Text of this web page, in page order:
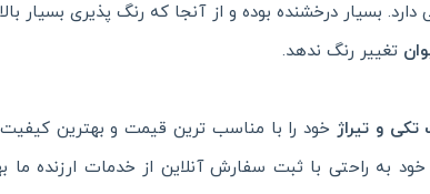
دارد. بسیار درخشنده بوده و از آنجا که رنگ پذیری بسیار
تغییر رنگ ندهد.
تکی و تیراژ خود را با مناسب ترین قیمت و بهترین
خود به راحتی با ثبت سفارش آنلاین از خدمات ارزنده ما